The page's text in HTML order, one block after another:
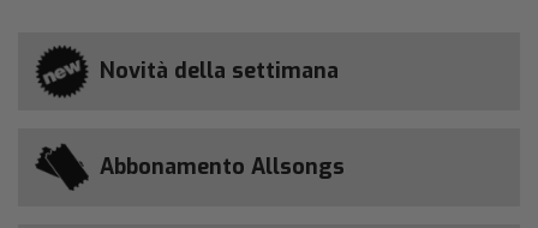
Novità della settimana
Abbonamento Allsongs